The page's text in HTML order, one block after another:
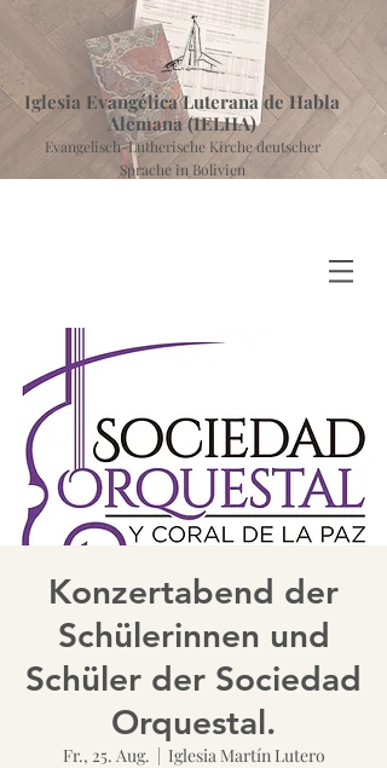
Iglesia Evangélica Luterana de Habla
Alemana (IELHA)
Evangelisch-Lutherische Kirche deutscher
Sprache in Bolivien
Konzertabend der
Schülerinnen und
Schüler der Sociedad
Orquestal.
Fr., 25. Aug.
  |
Iglesia Martín Lutero